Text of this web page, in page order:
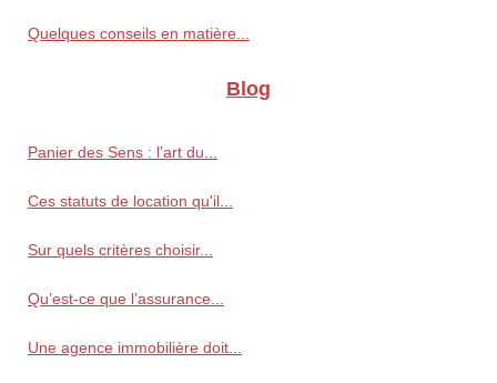
Quelques conseils en matière...
Blog
Panier des Sens : l’art du...
Ces statuts de location qu'il...
Sur quels critères choisir...
Qu’est-ce que l’assurance...
Une agence immobilière doit...